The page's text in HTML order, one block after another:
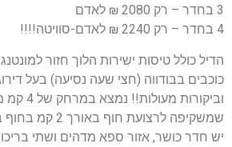
3 בחדר – רק 2080 ₪ לאדם
4 בחדר – רק 2240 ₪ לאדם-סוויטה!!!!
כוכבים בבודווה (חצי שעה נסיעה) בעל
וביקורות
שמשקיפה לרצועת
יש חדר כושר, אזור ספא מדהים ושתי